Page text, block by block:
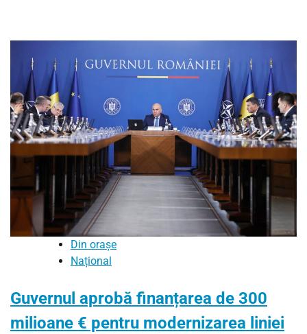
Din orașe
Național
Guvernul aprobă finanțarea de 300
milioane € pentru modernizarea liniei